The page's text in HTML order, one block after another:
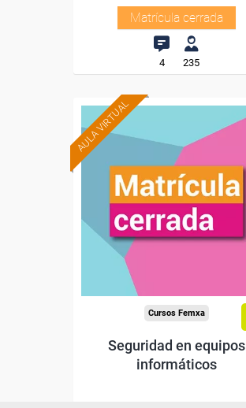
Matrícula cerrada
4 235
AULA VIRTUAL
Cursos Femxa
Seguridad en equipos
informáticos